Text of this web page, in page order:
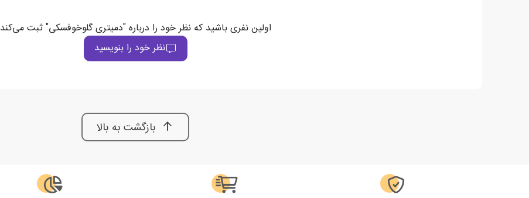
اولین نفری باشید که نظر خود را درباره "دمیتری گلوخوفسکی" ثبت می‌کند
نظر خود را بنویسید
بازگشت به بالا